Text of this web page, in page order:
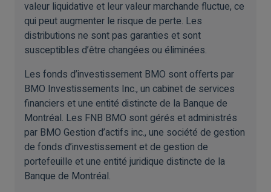
valeur liquidative et leur valeur marchande fluctue, ce
qui peut augmenter le risque de perte. Les
distributions ne sont pas garanties et sont
susceptibles d’être changées ou éliminées.
Les fonds d’investissement BMO sont offerts par
BMO Investissements Inc., un cabinet de services
financiers et une entité distincte de la Banque de
Montréal. Les FNB BMO sont gérés et administrés
par BMO Gestion d’actifs inc., une société de gestion
de fonds d’investissement et de gestion de
portefeuille et une entité juridique distincte de la
Banque de Montréal.